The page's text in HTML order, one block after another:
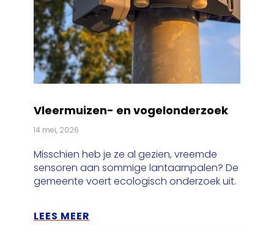
Vleermuizen- en vogelonderzoek
14 mei, 2026
Misschien heb je ze al gezien, vreemde
sensoren aan sommige lantaarnpalen? De
gemeente voert ecologisch onderzoek uit.
LEES MEER